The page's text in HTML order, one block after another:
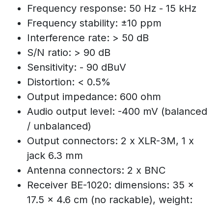
Frequency response: 50 Hz - 15 kHz
Frequency stability: ±10 ppm
Interference rate: > 50 dB
S/N ratio: > 90 dB
Sensitivity: - 90 dBuV
Distortion: < 0.5%
Output impedance: 600 ohm
Audio output level: -400 mV (balanced
/ unbalanced)
Output connectors: 2 x XLR-3M, 1 x
jack 6.3 mm
Antenna connectors: 2 x BNC
Receiver BE-1020: dimensions: 35 x
17.5 x 4.6 cm (no rackable), weight: